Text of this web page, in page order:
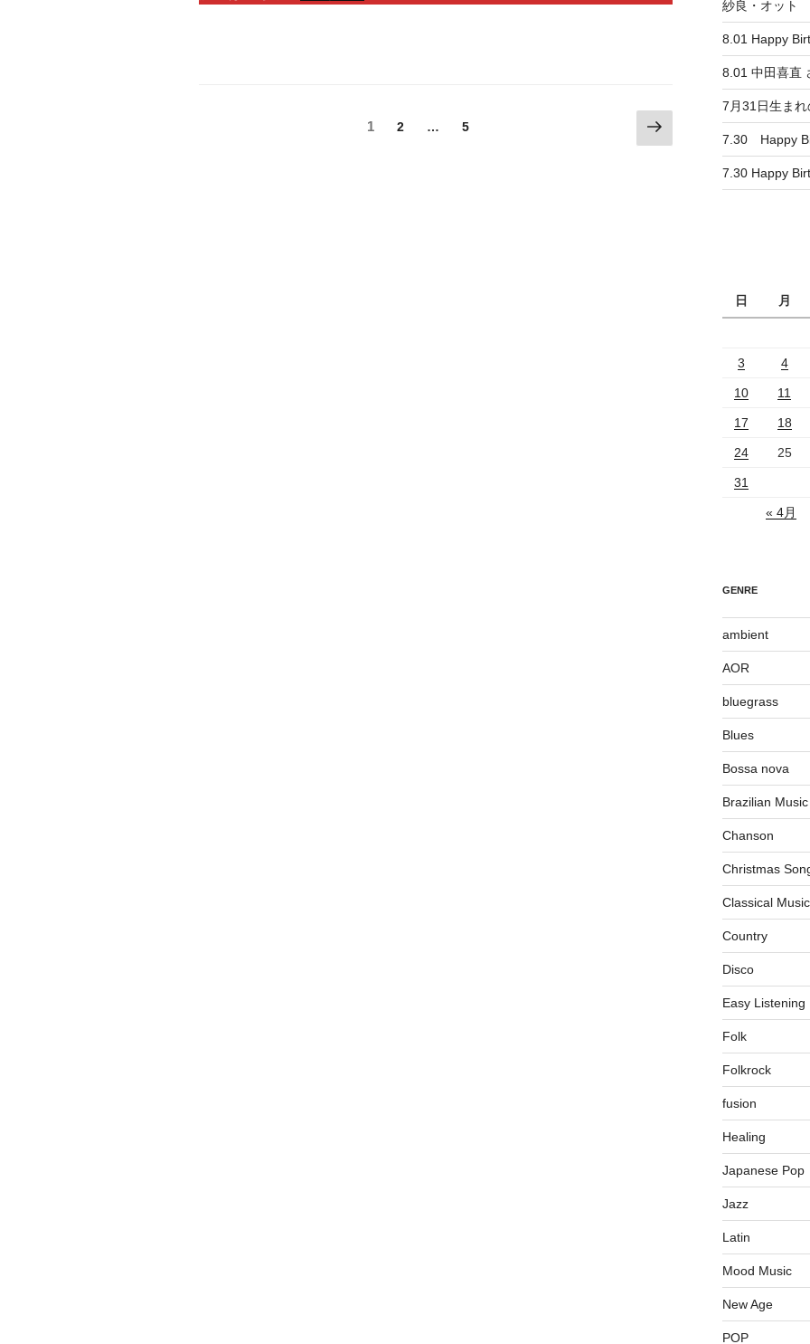
固
1
固
2 …
固
5
次
の
紗良・オット
8.01 Happy
8.01 中田喜直
7月31日生ま
7.30 Happy
7.30 Happy
日 月
3 4
10 11
17 18
24 25
31
« 4月
GENRE
ambient
AOR
bluegrass
Blues
Bossa nova
Brazilian Music
Chanson
Christmas
Classical Music
Country
Disco
Easy Listening
Folk
Folkrock
fusion
Healing
Japanese Pop
Jazz
Latin
Mood Music
New Age
POP